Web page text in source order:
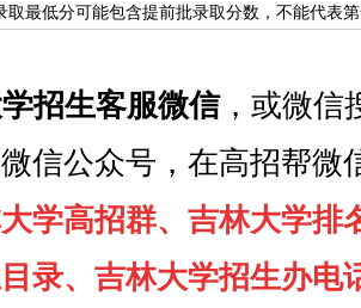
取最低分可能包含提前批录取分数，不能代表
招生客服微信，或微信
微信公众号，在高招帮微
学高招群、吉林大学排
录、吉林大学招生办电